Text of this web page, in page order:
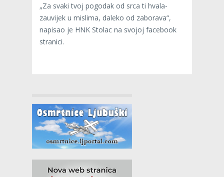
„Za svaki tvoj pogodak od srca ti hvala-
zauvijek u mislima, daleko od zaborava“,
napisao je HNK Stolac na svojoj facebook
stranici.